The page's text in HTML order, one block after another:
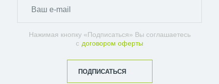
Нажимая кнопку «Подписаться» Вы соглашаетесь
с договором оферты
ПОДПИСАТЬСЯ